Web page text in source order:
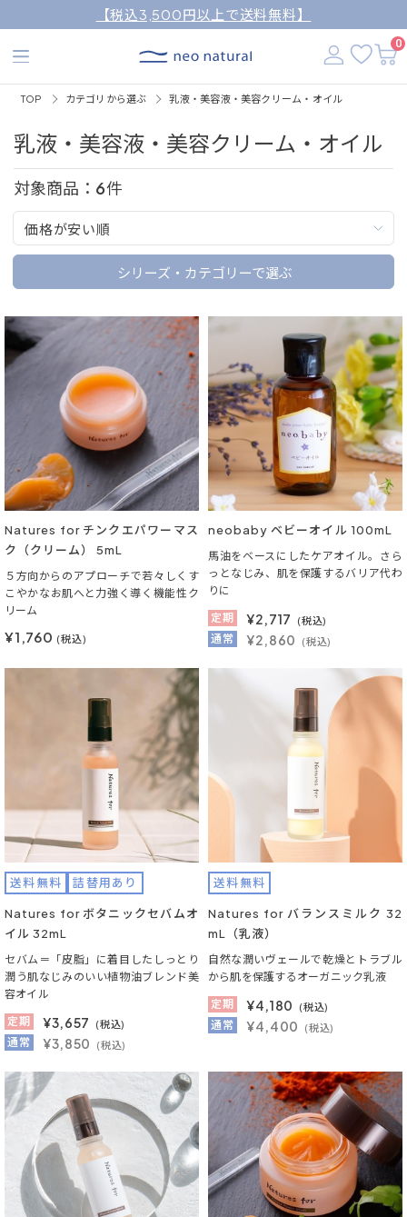
【税込3,500円以上で送料無料】
0
TOP カテゴリから選ぶ 乳液・美容液・美容クリーム・オイル
乳液・美容液・美容クリーム・オイル
対象商品： 6件
価格が安い順
シリーズ・カテゴリーで選ぶ
Natures for チンクエパワーマス
ク（クリーム） 5mL
５方向からのアプローチで若々しくす
こやかなお肌へと力強く導く機能性ク
リーム
¥1,760 (税込)
neobaby ベビーオイル 100mL
馬油をベースにしたケアオイル。さら
っとなじみ、肌を保護するバリア代わ
りに
定期
¥2,717 (税込)
通常 ¥2,860 (税込)
送料無料 詰替用あり
Natures for ボタニックセバムオ
イル 32mL
セバム＝「皮脂」に着目したしっとり
潤う肌なじみのいい植物油ブレンド美
容オイル
定期
¥3,657 (税込)
通常 ¥3,850 (税込)
送料無料
Natures for バランスミルク 32
mL（乳液）
自然な潤いヴェールで乾燥とトラブル
から肌を保護するオーガニック乳液
定期
¥4,180 (税込)
通常 ¥4,400 (税込)